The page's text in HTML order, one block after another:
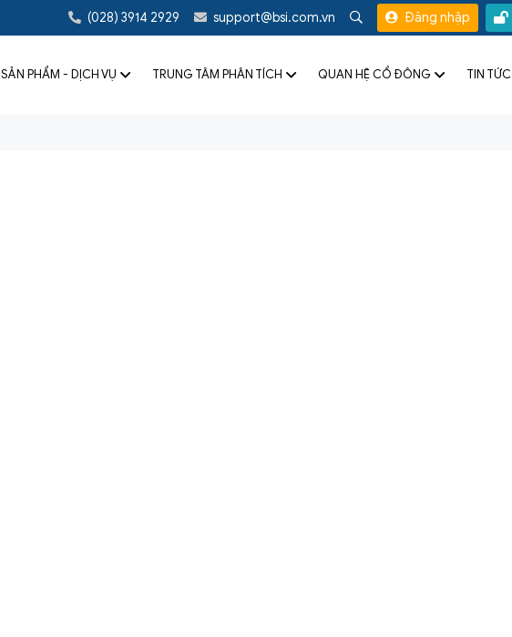
(028) 3914 2929 support@bsi.com.vn Đăng nhập
SẢN PHẨM - DỊCH VỤ TRUNG TÂM PHÂN TÍCH QUAN HỆ CỔ ĐÔNG TIN TỨC